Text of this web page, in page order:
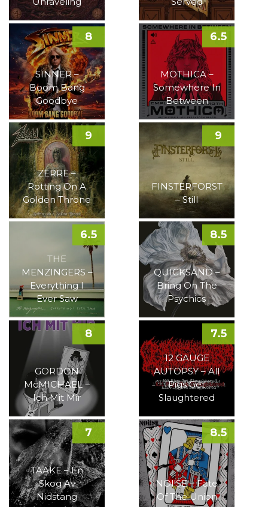
SINNER –
Boom Bang
Goodbye
8
MOTHICA –
Somewhere In
Between
6.5
ZERRE –
Rotting On A
Golden Throne
9
FINSTERFORST
– Still
9
THE
MENZINGERS –
Everything I
Ever Saw
6.5
QUICKSAND –
Bring On The
Psychics
8.5
GORDON
McMICHAEL –
Ich Mit Mir
8
12 GAUGE
AUTOPSY – All
Pigs Get
Slaughtered
7.5
TAAKE – En
Skog Av
Nidstang
7
NOI!SE – Fate
Of The Union
8.5